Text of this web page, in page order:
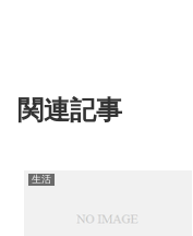
関連記事
生活